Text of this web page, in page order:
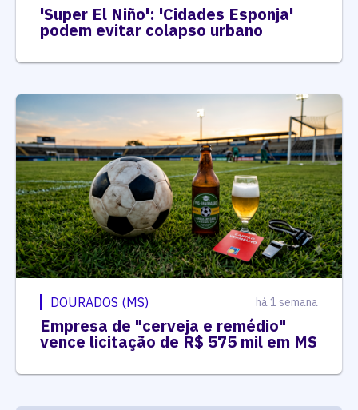
'Super El Niño': 'Cidades Esponja'
podem evitar colapso urbano
DOURADOS (MS) há 1 semana
Empresa de "cerveja e remédio"
vence licitação de R$ 575 mil em MS